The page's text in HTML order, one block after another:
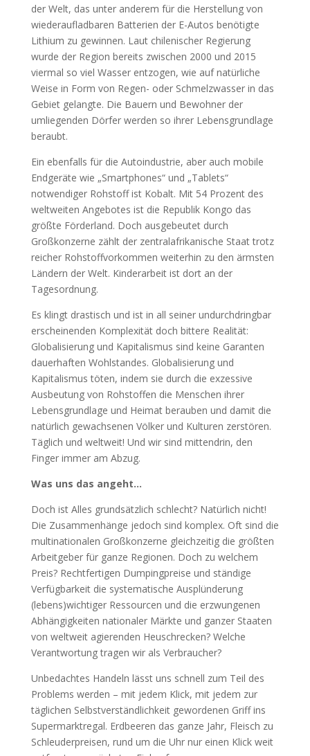
der Welt, das unter anderem für die Herstellung von
wiederaufladbaren Batterien der E-Autos benötigte
Lithium zu gewinnen. Laut chilenischer Regierung
wurde der Region bereits zwischen 2000 und 2015
viermal so viel Wasser entzogen, wie auf natürliche
Weise in Form von Regen- oder Schmelzwasser in das
Gebiet gelangte. Die Bauern und Bewohner der
umliegenden Dörfer werden so ihrer Lebensgrundlage
beraubt.
Ein ebenfalls für die Autoindustrie, aber auch mobile
Endgeräte wie „Smartphones“ und „Tablets“
notwendiger Rohstoff ist Kobalt. Mit 54 Prozent des
weltweiten Angebotes ist die Republik Kongo das
größte Förderland. Doch ausgebeutet durch
Großkonzerne zählt der zentralafrikanische Staat trotz
reicher Rohstoffvorkommen weiterhin zu den ärmsten
Ländern der Welt. Kinderarbeit ist dort an der
Tagesordnung.
Es klingt drastisch und ist in all seiner undurchdringbar
erscheinenden Komplexität doch bittere Realität:
Globalisierung und Kapitalismus sind keine Garanten
dauerhaften Wohlstandes. Globalisierung und
Kapitalismus töten, indem sie durch die exzessive
Ausbeutung von Rohstoffen die Menschen ihrer
Lebensgrundlage und Heimat berauben und damit die
natürlich gewachsenen Völker und Kulturen zerstören.
Täglich und weltweit! Und wir sind mittendrin, den
Finger immer am Abzug.
Was uns das angeht…
Doch ist Alles grundsätzlich schlecht? Natürlich nicht!
Die Zusammenhänge jedoch sind komplex. Oft sind die
multinationalen Großkonzerne gleichzeitig die größten
Arbeitgeber für ganze Regionen. Doch zu welchem
Preis? Rechtfertigen Dumpingpreise und ständige
Verfügbarkeit die systematische Ausplünderung
(lebens)wichtiger Ressourcen und die erzwungenen
Abhängigkeiten nationaler Märkte und ganzer Staaten
von weltweit agierenden Heuschrecken? Welche
Verantwortung tragen wir als Verbraucher?
Unbedachtes Handeln lässt uns schnell zum Teil des
Problems werden – mit jedem Klick, mit jedem zur
täglichen Selbstverständlichkeit gewordenen Griff ins
Supermarktregal. Erdbeeren das ganze Jahr, Fleisch zu
Schleuderpreisen, rund um die Uhr nur einen Klick weit